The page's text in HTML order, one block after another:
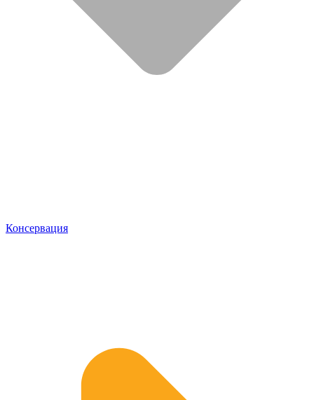
Консервация